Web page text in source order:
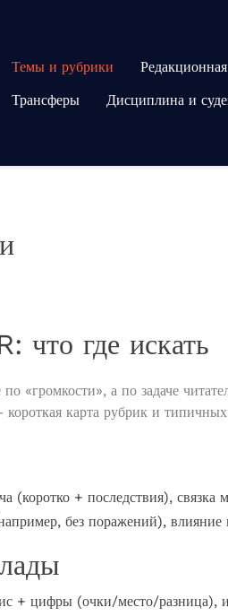
Темы и рубрики
Трансферы
Дисциплина и
что где искать
«громкости», а по задаче
карта рубрик и
(коротко + последствия), связка
без поражений), влияние
+ цифры (очки/место/разница),